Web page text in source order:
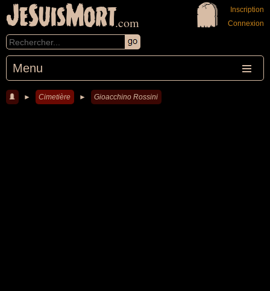
JeSuisMort.com
Menu
Inscription
Connexion
► Cimetière ► Gioacchino Rossini